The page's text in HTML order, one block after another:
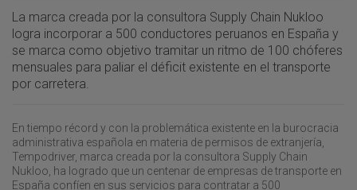
La marca creada por la consultora Supply Chain Nukloo
logra incorporar a 500 conductores peruanos en España y
se marca como objetivo tramitar un ritmo de 100 chóferes
mensuales para paliar el déficit existente en el transporte
por carretera.
En tiempo récord y con la problemática existente en la burocracia
administrativa española en materia de permisos de extranjería,
Tempodriver, marca creada por la consultora Supply Chain
Nukloo, ha logrado que un centenar de empresas de transporte en
España confíen en sus servicios para contratar a 500